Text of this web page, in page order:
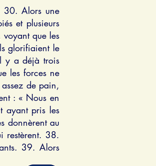
30. Alors une
et plusieurs
voyant que les
glorifiaient le
y a déjà trois
les forces ne
de pain,
: « Nous en
ayant pris les
donnèrent au
restèrent. 38.
39. Alors